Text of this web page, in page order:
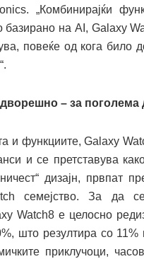
„Комбинирајќи
базирано на AI, Galaxy
повеќе од кога било
– за поголема
функциите, Galaxy
и се претставува
дизајн, првпат
семејство. За да
Watch8 е целосно
што резултира со 11%
приклучоци,